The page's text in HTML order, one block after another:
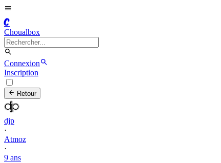
C
Choualbox
Connexion
Inscription
Retour
djp
·
Atmoz
·
9 ans